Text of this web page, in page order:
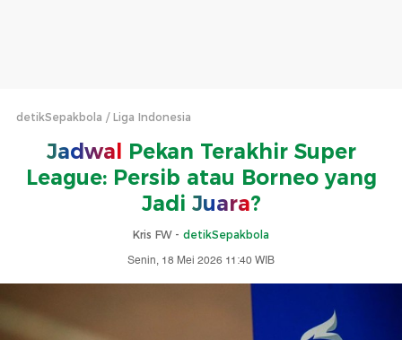
detikSepakbola Liga Indonesia
Jadwal
Pekan Terakhir Super
League: Persib atau Borneo yang
Jadi Juara?
Kris FW - detikSepakbola
Senin, 18 Mei 2026 11:40 WIB